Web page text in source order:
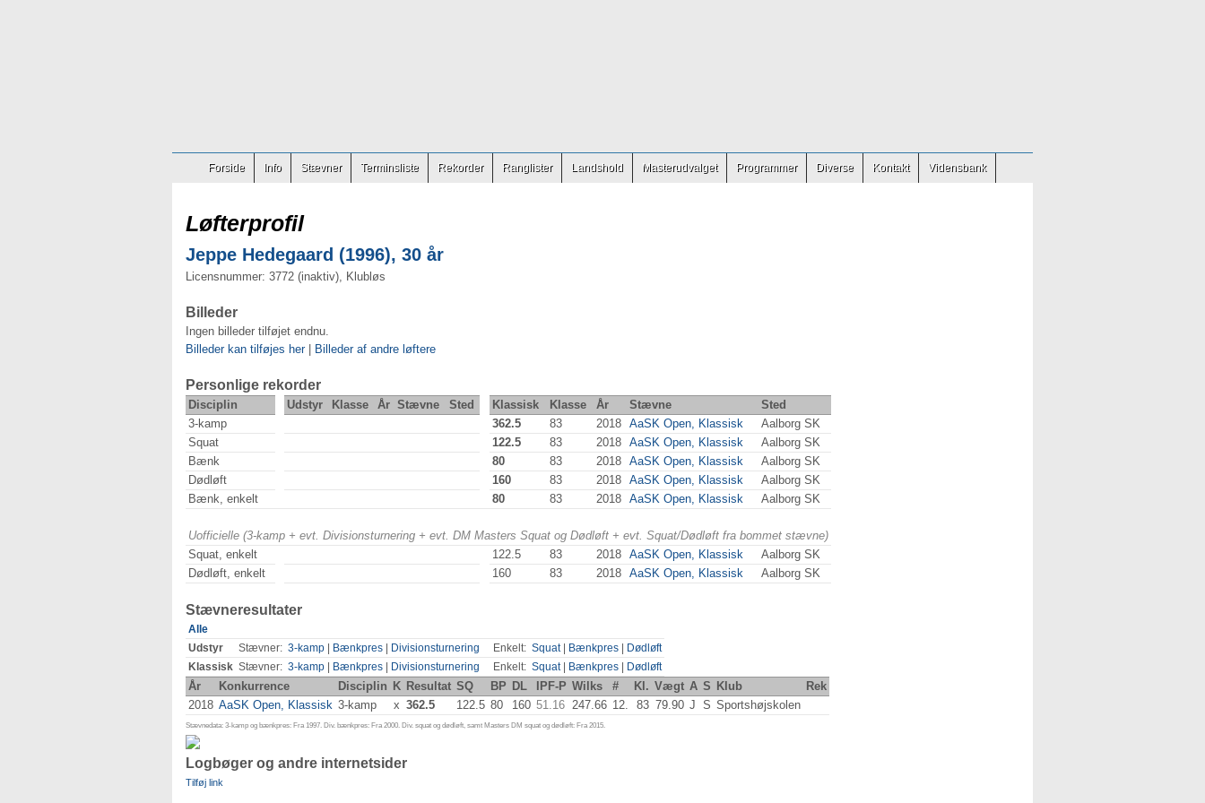
Forside Info Stævner Terminsliste Rekorder Ranglister Landshold Masterudvalget Programmer Diverse Kontakt Vidensbank
Løfterprofil
Jeppe Hedegaard (1996), 30 år
Licensnummer: 3772 (inaktiv), Klubløs
Billeder
Ingen billeder tilføjet endnu.
Billeder kan tilføjes her| Billeder af andre løftere
Personlige rekorder
Disciplin Udstyr Klasse År Stævne Sted Klassisk Klasse År Stævne
Sted
3-kamp
362.5 83 2018 AaSK Open, Klassisk
Aalborg SK
Squat
122.5 83 2018 AaSK Open, Klassisk
Aalborg SK
Bænk
80 83 2018 AaSK Open, Klassisk
Aalborg SK
Dødløft
160 83 2018 AaSK Open, Klassisk
Aalborg SK
Bænk, enkelt
80 83 2018 AaSK Open, Klassisk Aalborg SK
Uofficielle (3-kamp + evt. Divisionsturnering + evt. DM Masters Squat og Dødløft + evt. Squat/Dødløft fra bommet stævne)
Squat, enkelt
122.5 83 2018 AaSK Open, Klassisk
Aalborg SK
Dødløft, enkelt
160 83 2018 AaSK Open, Klassisk Aalborg SK
Stævneresultater
Alle
Udstyr
Stævner: 3-kamp Bænkpres Divisionsturnering Enkelt: Squat| Bænkpres
Dødløft
Klassisk Stævner: 3-kamp Bænkpres Divisionsturnering Enkelt: Squat| Bænkpres Dødløft
År Konkurrence Disciplin K Resultat SQ BP DL IPF-P Wilks # Kl. Vægt A S Klub
Rek
2018 AaSK Open, Klassisk 3-kamp x 362.5 122.5 80 160 51.16 247.66 12. 83 79.90 J S Sportshøjskolen
Stævnedata: 3-kamp og bænkpres: Fra 1997. Div. bænkpres: Fra 2000. Div. squat og dødløft, samt Masters DM squat og dødløft: Fra 2015.
Logbøger og andre internetsider
Tilføj link